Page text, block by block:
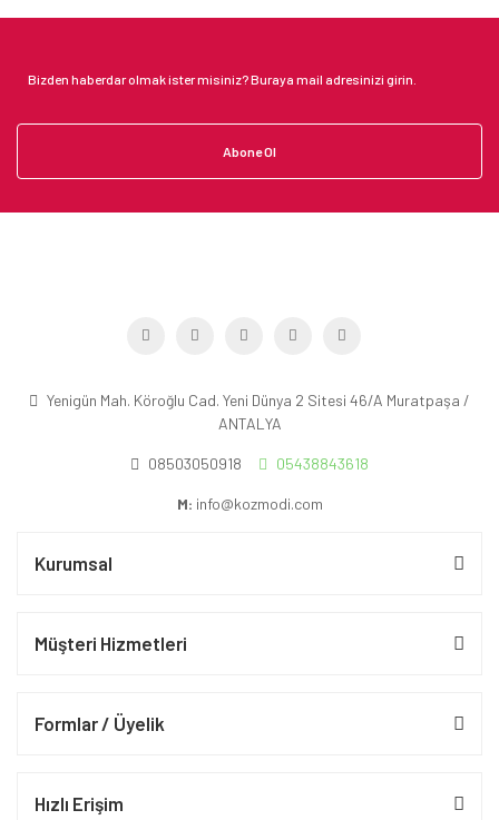
Abone Ol
Yenigün Mah. Köroğlu Cad. Yeni Dünya 2 Sitesi 46/A Muratpaşa /
ANTALYA
08503050918 05438843618
M: info@kozmodi.com
Kurumsal
Müşteri Hizmetleri
Formlar / Üyelik
Hızlı Erişim